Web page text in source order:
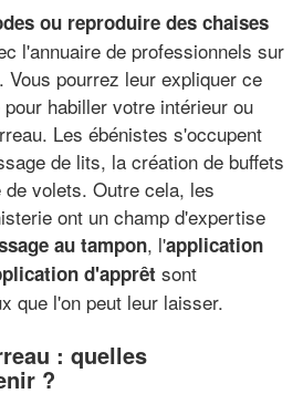
ou reproduire des chaises
l'annuaire de professionnels sur
pourrez leur expliquer ce
habiller votre intérieur ou
Les ébénistes s'occupent
de lits, la création de buffets
volets. Outre cela, les
ont un champ d'expertise
au tampon, l'application
d'apprêt sont
que l'on peut leur laisser.
: quelles
?